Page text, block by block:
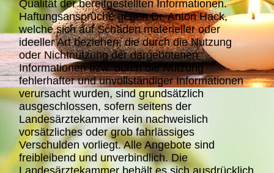
Qualität der bereitgestellten Informationen.
Haftungsansprüche gegen Dr. Anton Hack,
welche sich auf Schäden materieller oder
ideeller Art beziehen, die durch die Nutzung
oder Nichtnutzung der dargebotenen
Informationen bzw. durch die Nutzung
fehlerhafter und unvollständiger Informationen
verursacht wurden, sind grundsätzlich
ausgeschlossen, sofern seitens der
Landesärztekammer kein nachweislich
vorsätzliches oder grob fahrlässiges
Verschulden vorliegt. Alle Angebote sind
freibleibend und unverbindlich. Die
Landesärztekammer behält es sich ausdrücklich